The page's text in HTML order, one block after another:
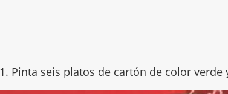
1. Pinta seis platos de cartón de color